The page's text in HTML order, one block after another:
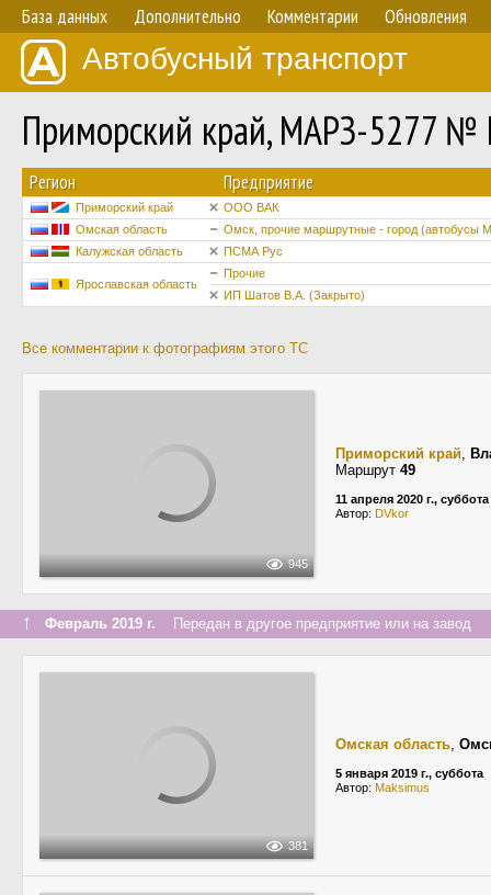
База данных Дополнительно Комментарии Обновления
Автобусный транспорт
Приморский край, МАРЗ-5277
Регион Предприятие
Приморский край
ООО ВАК
Омская область
Омск, прочие маршрутные - город (автобусы
Калужская область
ПСМА Рус
Ярославская область
Прочие
ИП Шатов В.А. (Закрыто)
Все комментарии к фотографиям этого ТС
945
Приморский край,
Маршрут 49
11 апреля 2020 г., суббота
Автор: DVkor
↑ Февраль 2019 г. Передан в другое предприятие или на завод
381
Омская область,
5 января 2019 г., суббота
Автор: Maksimus